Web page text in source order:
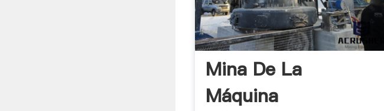
Mina De La
Máquina